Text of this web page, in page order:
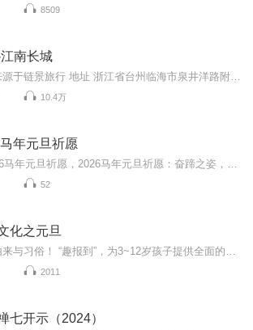
8509
南长城
10.4万
年元旦祈愿
52
化之元旦
2011
七开示（2024）